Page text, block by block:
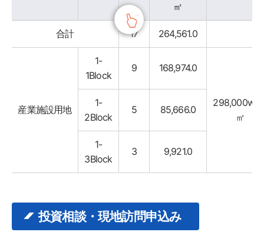
㎡
合計 17 264,561.0
産業施設用地
1-
1Block
9 168,974.0
㎡
1-
2Block
5 85,666.0
1-
3Block
3 9,921.0
投資相談・現地訪問申込み